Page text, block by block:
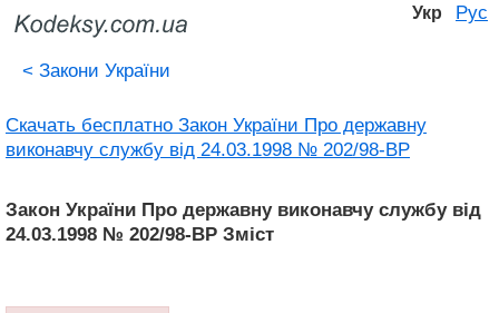
Укр Рус
< Закони України
Скачать бесплатно Закон України Про державну
виконавчу службу від 24.03.1998 № 202/98-ВР
Закон України Про державну виконавчу службу від
24.03.1998 № 202/98-ВР Зміст